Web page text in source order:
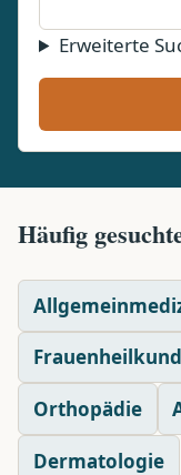
Erweiterte
Häufig
Orthopädie
Dermatologie